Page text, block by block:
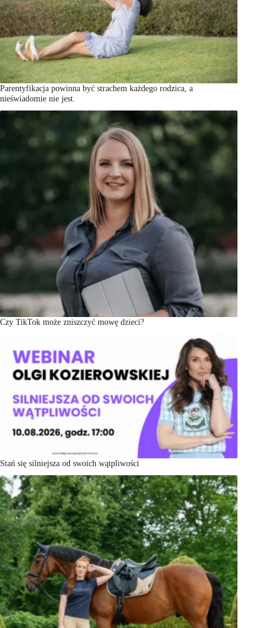
Parentyfikacja powinna być strachem każdego rodzica, a
nieświadomie nie jest.
Czy TikTok może zniszczyć mowę dzieci?
Stań się silniejsza od swoich wątpliwości